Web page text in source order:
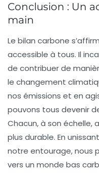
Conclusion : Un
main
Le bilan carbone
accessible à tous. Il
de contribuer de
le changement
nos émissions et en
pouvons tous devenir
Chacun, à son échelle,
plus durable. En
notre entourage, nous
vers un monde bas